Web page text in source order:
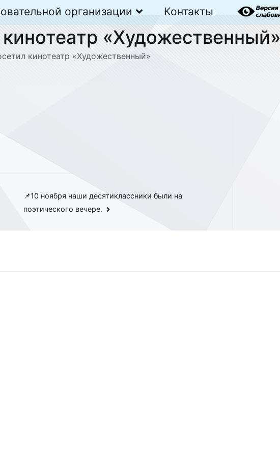
организации Контакты
«Художественный»
кинотеатр «Художественный»
📌10 ноября наши десятиклассники были на
поэтического вечере.